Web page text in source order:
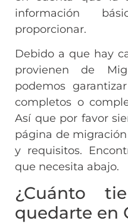
información
proporcionar.
Debido a que hay
provienen de
podemos
completos o
Así que por favor
página de
y requisitos.
que necesita abajo.
¿Cuánto
quedarte en